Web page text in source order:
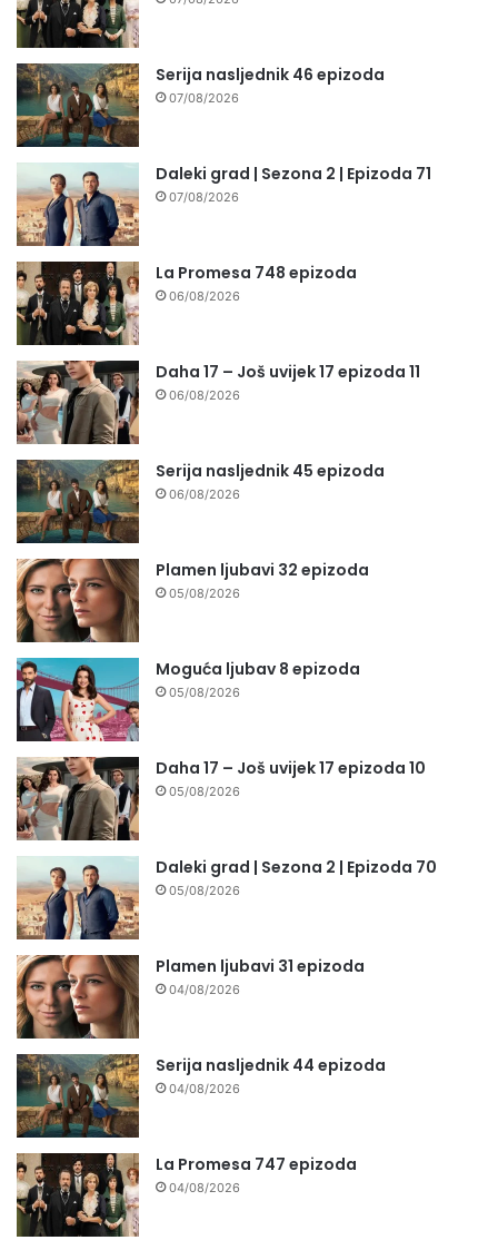
Serija nasljednik 46 epizoda
07/08/2026
Daleki grad | Sezona 2 | Epizoda 71
07/08/2026
La Promesa 748 epizoda
06/08/2026
Daha 17 – Još uvijek 17 epizoda 11
06/08/2026
Serija nasljednik 45 epizoda
06/08/2026
Plamen ljubavi 32 epizoda
05/08/2026
Moguća ljubav 8 epizoda
05/08/2026
Daha 17 – Još uvijek 17 epizoda 10
05/08/2026
Daleki grad | Sezona 2 | Epizoda 70
05/08/2026
Plamen ljubavi 31 epizoda
04/08/2026
Serija nasljednik 44 epizoda
04/08/2026
La Promesa 747 epizoda
04/08/2026